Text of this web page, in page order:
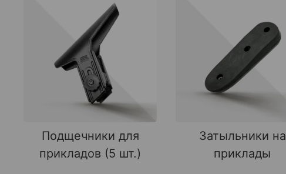
Подщечники для
прикладов (5 шт.)
Затыльники на
приклады